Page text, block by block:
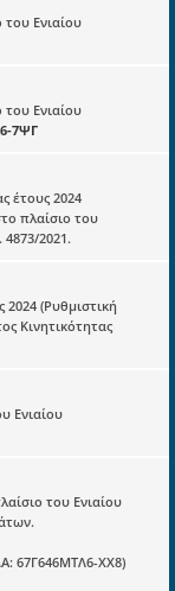
του Ενιαίου
του Ενιαίου
7ΨΓ
έτους 2024
πλαίσιο του
4873/2021.
(Ρυθμιστική
Κινητικότητας
Ενιαίου
του Ενιαίου
67Γ646ΜΤΛ6-ΧΧ8)
να συμβάλλει